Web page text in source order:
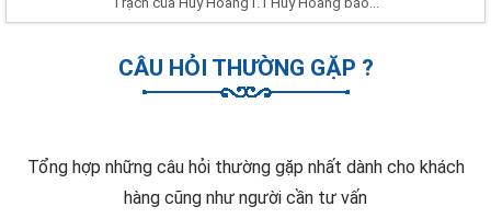
CÂU HỎI THƯỜNG GẶP ?
Tổng hợp những câu hỏi thường gặp nhất dành cho khách
hàng cũng như người cần tư vấn